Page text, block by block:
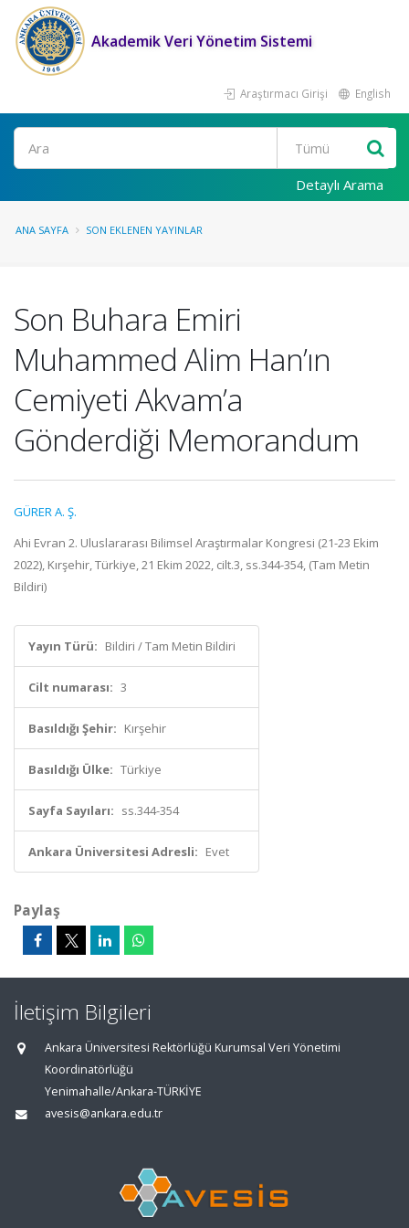
Akademik Veri Yönetim Sistemi
Araştırmacı Girişi English
Ara
Detaylı Arama
ANA SAYFA SON EKLENEN YAYINLAR
Son Buhara Emiri
Muhammed Alim Han’ın
Cemiyeti Akvam’a
Gönderdiği Memorandum
GÜRER A. Ş.
Ahi Evran 2. Uluslararası Bilimsel Araştırmalar Kongresi (21-23 Ekim
2022), Kırşehir, Türkiye, 21 Ekim 2022, cilt.3, ss.344-354, (Tam Metin
Bildiri)
Yayın Türü: Bildiri / Tam Metin Bildiri
Cilt numarası: 3
Basıldığı Şehir: Kırşehir
Basıldığı Ülke: Türkiye
Sayfa Sayıları: ss.344-354
Ankara Üniversitesi Adresli: Evet
Paylaş
İletişim Bilgileri
Ankara Üniversitesi Rektörlüğü Kurumsal Veri Yönetimi
Koordinatörlüğü
Yenimahalle/Ankara-TÜRKİYE
avesis@ankara.edu.tr